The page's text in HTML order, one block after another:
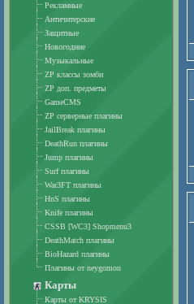
Рекламные
Античитерские
Защитные
Новогодние
Музыкальные
ZP классы зомби
ZP доп. предметы
GameCMS
ZP серверные плагины
JailBreak плагины
DeathRun плагины
Jump плагины
Surf плагины
War3FT плагины
HnS плагины
Knife плагины
CSSB [WC3] Shopmenu3
DeathMatch плагины
BioHazard плагины
Плагины от neygomon
Карты
Карты от KRYSIS